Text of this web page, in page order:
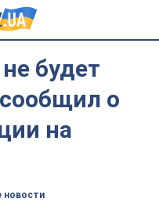
будет
о
на
новости